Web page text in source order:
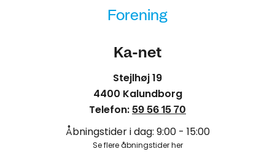
Forening
Ka-net
Stejlhøj 19
4400 Kalundborg
Telefon: 59 56 15 70
Åbningstider i dag: 9:00 - 15:00
Se flere åbningstider her